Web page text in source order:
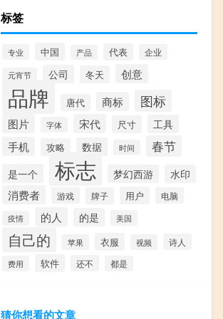
标签
专业 中国 产品 代表 企业
元宵节 公司 冬天 创意
品牌 唐代 商标 图标
图片 字体 宋代 尺寸 工具
手机 攻略 数据 时间 春节
是一个 标志 梦幻西游 水印
消费者 游戏 牌子 用户 电脑
疫情 的人 的是 美国
自己的 苹果 衣服 视频 诗人
费用 软件 还不 都是
猜你想看的文章